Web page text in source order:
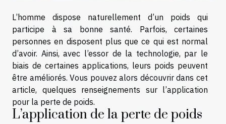
L’homme dispose naturellement d’un poids qui
participe à sa bonne santé. Parfois, certaines
personnes en disposent plus que ce qui est normal
d’avoir. Ainsi, avec l’essor de la technologie, par le
biais de certaines applications, leurs poids peuvent
être améliorés. Vous pouvez alors découvrir dans cet
article, quelques renseignements sur l’application
pour la perte de poids.
L’application de la perte de poids